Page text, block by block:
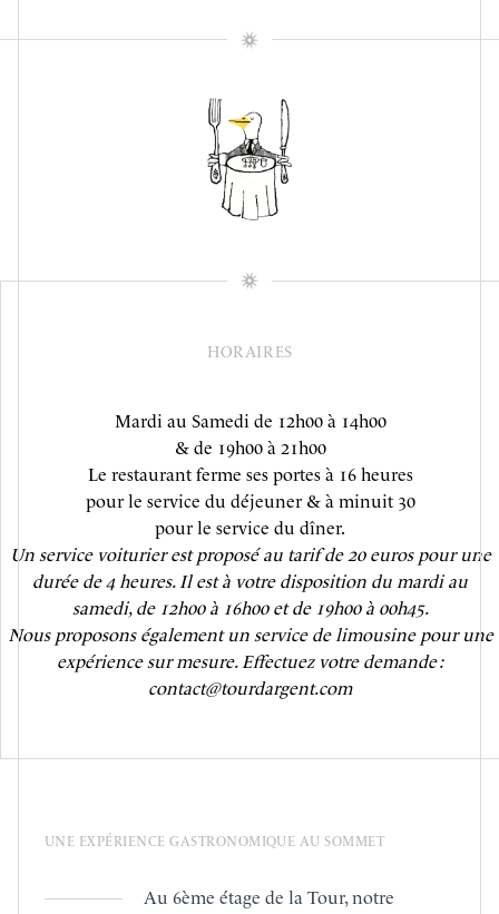
HORAIRES
Mardi au Samedi de 12h00 à 14h00
& de 19h00 à 21h00
Le restaurant ferme ses portes à 16 heures
pour le service du déjeuner & à minuit 30
pour le service du dîner.
Un service voiturier est proposé au tarif de 20 euros pour une
durée de 4 heures. Il est à votre disposition du mardi au
samedi, de 12h00 à 16h00 et de 19h00 à 00h45.
Nous proposons également un service de limousine pour une
expérience sur mesure. Effectuez votre demande :
contact@tourdargent.com
UNE EXPÉRIENCE GASTRONOMIQUE AU SOMMET
Au 6ème étage de la Tour, notre